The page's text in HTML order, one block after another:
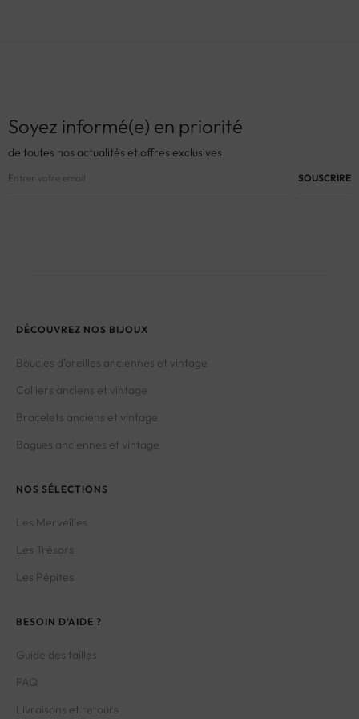
Soyez informé(e) en priorité
de toutes nos actualités et offres exclusives.
DÉCOUVREZ NOS BIJOUX
Boucles d’oreilles anciennes et vintage
Colliers anciens et vintage
Bracelets anciens et vintage
Bagues anciennes et vintage
NOS SÉLECTIONS
Les Merveilles
Les Trésors
Les Pépites
BESOIN D’AIDE ?
Guide des tailles
FAQ
Livraisons et retours